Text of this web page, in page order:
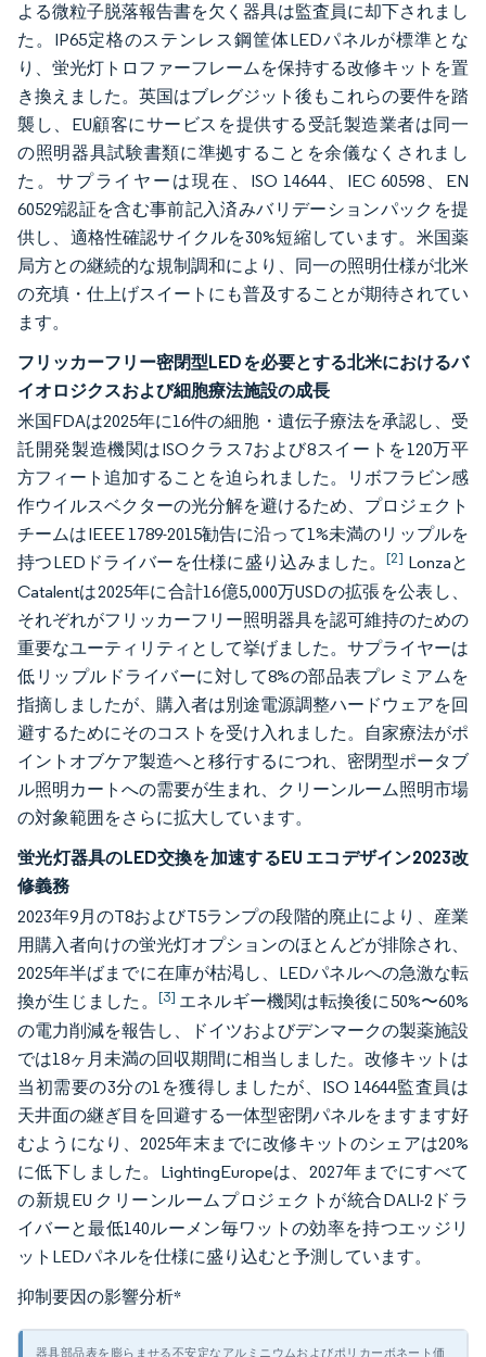
よる微粒子脱落報告書を欠く器具は監査員に却下されまし
た。IP65定格のステンレス鋼筐体LEDパネルが標準とな
り、蛍光灯トロファーフレームを保持する改修キットを置
き換えました。英国はブレグジット後もこれらの要件を踏
襲し、EU顧客にサービスを提供する受託製造業者は同一
の照明器具試験書類に準拠することを余儀なくされまし
た。サプライヤーは現在、ISO 14644、IEC 60598、EN
60529認証を含む事前記入済みバリデーションパックを提
供し、適格性確認サイクルを30%短縮しています。米国薬
局方との継続的な規制調和により、同一の照明仕様が北米
の充填・仕上げスイートにも普及することが期待されてい
ます。
フリッカーフリー密閉型LEDを必要とする北米におけるバ
イオロジクスおよび細胞療法施設の成長
米国FDAは2025年に16件の細胞・遺伝子療法を承認し、受
託開発製造機関はISOクラス7および8スイートを120万平
方フィート追加することを迫られました。リボフラビン感
作ウイルスベクターの光分解を避けるため、プロジェクト
チームはIEEE 1789-2015勧告に沿って1%未満のリップルを
持つLEDドライバーを仕様に盛り込みました。[2] Lonzaと
Catalentは2025年に合計16億5,000万USDの拡張を公表し、
それぞれがフリッカーフリー照明器具を認可維持のための
重要なユーティリティとして挙げました。サプライヤーは
低リップルドライバーに対して8%の部品表プレミアムを
指摘しましたが、購入者は別途電源調整ハードウェアを回
避するためにそのコストを受け入れました。自家療法がポ
イントオブケア製造へと移行するにつれ、密閉型ポータブ
ル照明カートへの需要が生まれ、クリーンルーム照明市場
の対象範囲をさらに拡大しています。
蛍光灯器具のLED交換を加速するEU エコデザイン2023改
修義務
2023年9月のT8およびT5ランプの段階的廃止により、産業
用購入者向けの蛍光灯オプションのほとんどが排除され、
2025年半ばまでに在庫が枯渇し、LEDパネルへの急激な転
換が生じました。 [3] エネルギー機関は転換後に50%〜60%
の電力削減を報告し、ドイツおよびデンマークの製薬施設
では18ヶ月未満の回収期間に相当しました。改修キットは
当初需要の3分の1を獲得しましたが、ISO 14644監査員は
天井面の継ぎ目を回避する一体型密閉パネルをますます好
むようになり、2025年末までに改修キットのシェアは20%
に低下しました。LightingEuropeは、2027年までにすべて
の新規EU クリーンルームプロジェクトが統合DALI-2ドラ
イバーと最低140ルーメン毎ワットの効率を持つエッジリ
ットLEDパネルを仕様に盛り込むと予測しています。
抑制要因の影響分析*